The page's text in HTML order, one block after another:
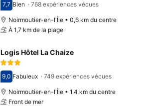
Avec une note de 7,7
7,7 Bien · 768 expériences vécues
Noirmoutier-en-l'Île • 0,6 km du centre
À 1,7 km de la plage
Logis Hôtel La Chaize
Avec une note de 9,0
9,0 Fabuleux · 749 expériences vécues
Noirmoutier-en-l'Île • 1,4 km du centre
Front de mer